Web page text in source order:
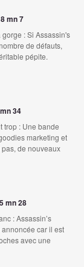
8 mn 7
: Si Assassin's
de défauts,
pépite.
34
trop : Une bande
marketing et
de nouveaux
5 mn 28
: Assassin’s
car il est
avec une